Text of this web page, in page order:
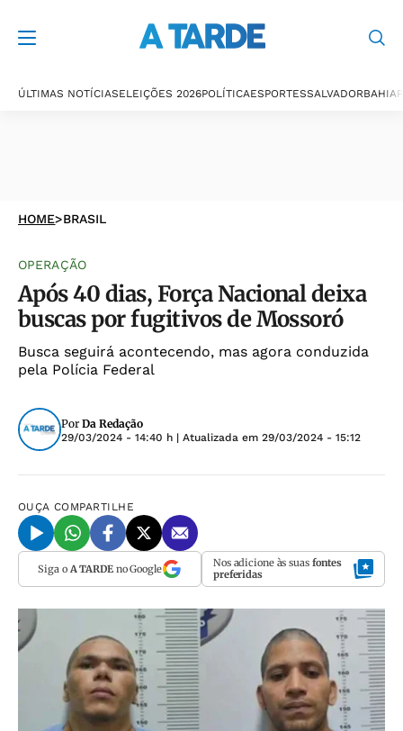
ÚLTIMAS NOTÍCIASELEIÇÕES 2026POLÍTICAESPORTESSALVADORBAHIA
HOME>BRASIL
OPERAÇÃO
Após 40 dias, Força Nacional deixa
buscas por fugitivos de Mossoró
Busca seguirá acontecendo, mas agora conduzida
pela Polícia Federal
Por Da Redação
29/03/2024 - 14:40 h | Atualizada em 29/03/2024 - 15:12
OUÇA COMPARTILHE
Siga o A TARDEno Google Nos adicione às suas fontes
preferidas